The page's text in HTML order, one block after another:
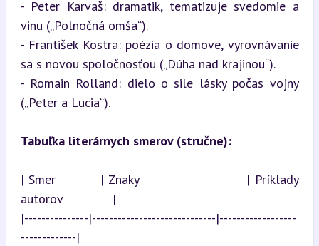
- Peter Karvaš: dramatik, tematizuje svedomie a
vinu („Polnočná omša“).
- František Kostra: poézia o domove, vyrovnávanie
sa s novou spoločnosťou („Dúha nad krajinou“).
- Romain Rolland: dielo o sile lásky počas vojny
(„Peter a Lucia“).
Tabuľka literárnych smerov (stručne):
| Smer          | Znaky                        | Príklady
autorov              |
|---------------|-----------------------------|------------------
-------------|